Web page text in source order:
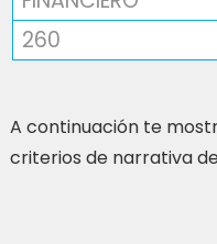
260
A continuación te
criterios de narrativa